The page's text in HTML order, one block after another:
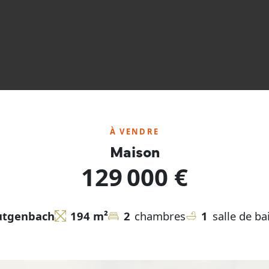
À VENDRE
Maison
129 000 €
194 m² 2 chambres 1 salle de